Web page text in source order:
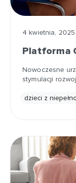
4 kwietnia, 2025
Platforma
Nowoczesne
stymulacji
dzieci z